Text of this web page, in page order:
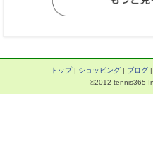
トップ| ショッピング| ブログ|
©2012 tennis365